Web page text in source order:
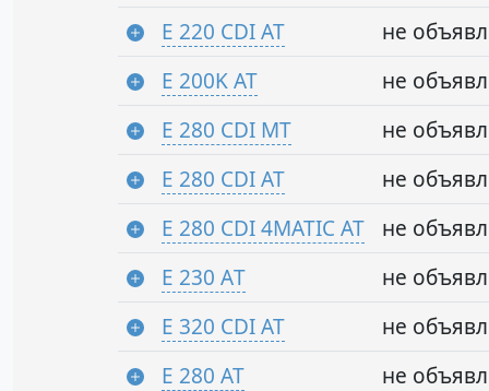
E 220 CDI AT
не
E 200K AT
не
E 280 CDI MT
не
E 280 CDI AT
не
E 280 CDI 4MATIC AT
не
E 230 АT
не
E 320 CDI AT
не
E 280 AT
не